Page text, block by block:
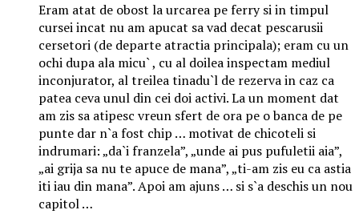
Eram atat de obost la urcarea pe ferry si in timpul
cursei incat nu am apucat sa vad decat pescarusii
cersetori (de departe atractia principala); eram cu un
ochi dupa ala micu` , cu al doilea inspectam mediul
inconjurator, al treilea tinadu`l de rezerva in caz ca
patea ceva unul din cei doi activi. La un moment dat
am zis sa atipesc vreun sfert de ora pe o banca de pe
punte dar n`a fost chip … motivat de chicoteli si
indrumari: „da`i franzela”, „unde ai pus pufuletii aia”,
„ai grija sa nu te apuce de mana”, „ti-am zis eu ca astia
iti iau din mana”. Apoi am ajuns … si s`a deschis un nou
capitol …